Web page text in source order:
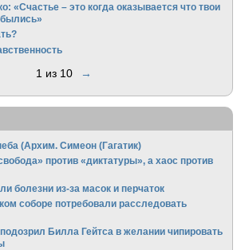
«Счастье – это когда оказывается что твои
1 из 10 →
(Архим. Симеон (Гагатик)
против «диктатуры», а хаос против
болезни из-за масок и перчаток
соборе потребовали расследовать
Билла Гейтса в желании чипировать